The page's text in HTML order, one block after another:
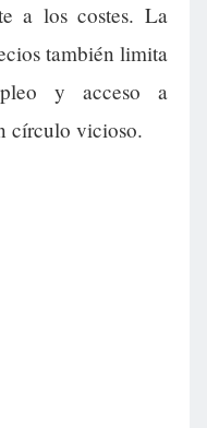
a los costes. La
también limita
y acceso a
círculo vicioso.